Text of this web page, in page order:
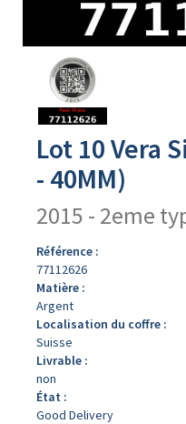
produit
Lot 10 Vera
- 40MM)
2015 - 2eme
Référence :
77112626
Matière :
Argent
Localisation du coffre :
Suisse
Livrable :
non
État :
Good Delivery